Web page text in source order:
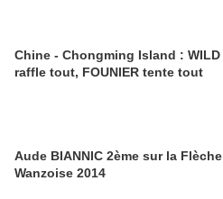
Chine - Chongming Island : WILD
raffle tout, FOUNIER tente tout
Aude BIANNIC 2ème sur la Flèche
Wanzoise 2014